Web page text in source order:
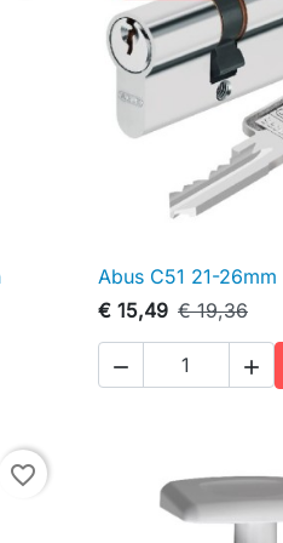
 Snel
Abus C51 21-26mm
€ 15,49 € 19,36
 
favorite_border